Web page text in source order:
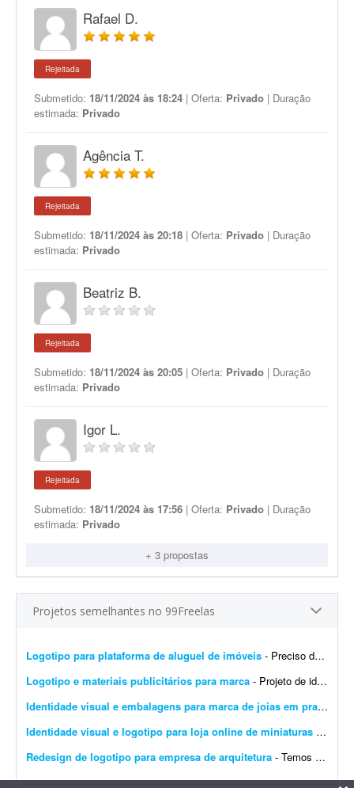
Rafael D.
Rejeitada
Submetido: 18/11/2024 às 18:24 | Oferta: Privado | Duração
estimada: Privado
Agência T.
Rejeitada
Submetido: 18/11/2024 às 20:18 | Oferta: Privado | Duração
estimada: Privado
Beatriz B.
Rejeitada
Submetido: 18/11/2024 às 20:05 | Oferta: Privado | Duração
estimada: Privado
Igor L.
Rejeitada
Submetido: 18/11/2024 às 17:56 | Oferta: Privado | Duração
estimada: Privado
+ 3 propostas
Projetos semelhantes no 99Freelas
Logotipo para plataforma de aluguel de imóveis - Preciso de um designer para produzir os arquivos finais de um logotipo já 100% definido. Não é um trabalho de criação ou conceito - o logotipo, as cores, a tipogr...
Logotipo e materiais publicitários para marca - Projeto de identidade visual - Teacher English Desenvolvimento de uma identidade visual moderna e profissional para a marca Teacher English, voltada ao ensino da língua inglesa. O projeto ...
Identidade visual e embalagens para marca de joias em prata-
Identidade visual e logotipo para loja online de miniaturas 3D
Redesign de logotipo para empresa de arquitetura - Temos uma marca chamada CSUL, que usamos atualmente para engenharia e construção. Depois criamos a empresa a partir dela voltada para arquitetura. Precisamos de um redesign do logoti...